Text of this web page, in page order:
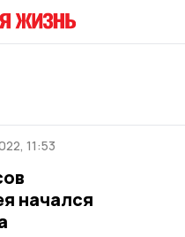
11:53
начался